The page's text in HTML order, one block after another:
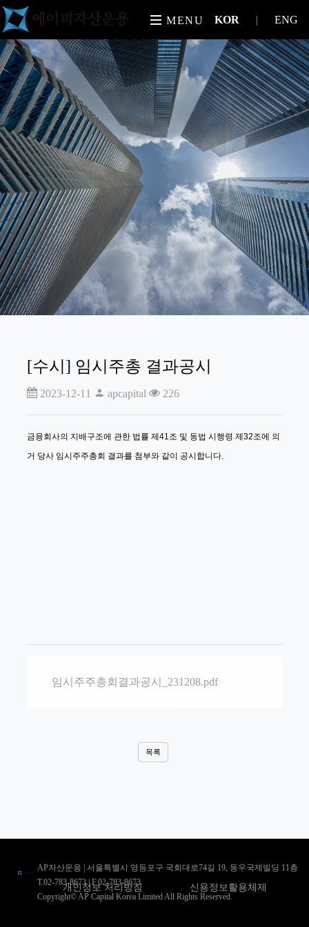
MENU KOR |ENG
[수시] 임시주총 결과공시
2023-12-11 apcapital 226
금융회사의 지배구조에 관한 법률 제41조 및 동법 시행령 제32조에 의
거 당사 임시주주총회 결과를 첨부와 같이 공시합니다.
임시주주총회결과공시_231208.pdf
목록
AP자산운용 | 서울특별시 영등포구 국회대로74길 19, 동우국제빌딩 11층
T.02-783-8673 | F.02-783-8673
Copyright© AP Capital Korea Limited All Rights Reserved.
개인정보 처리방침 신용정보활용체제